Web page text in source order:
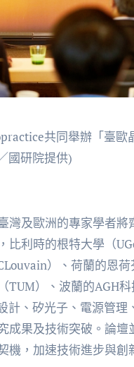
共同舉辦「臺
國研院提供)
及歐洲的專家學者將
比利時的根特大學（
）、荷蘭的恩
TUM）、波蘭的AGH
計、矽光子、電源管
成果及技術突破。論
機，加速技術進步與創